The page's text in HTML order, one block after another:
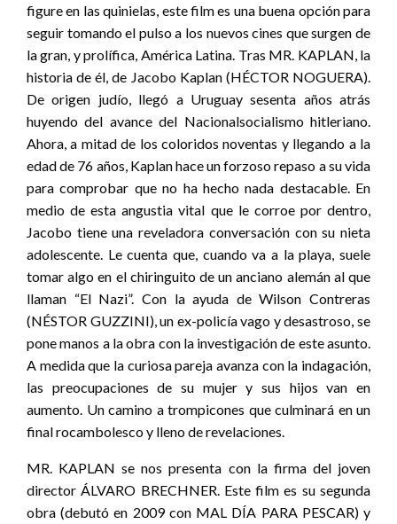
figure en las quinielas, este film es una buena opción para
seguir tomando el pulso a los nuevos cines que surgen de
la gran, y prolífica, América Latina. Tras MR. KAPLAN, la
historia de él, de Jacobo Kaplan (HÉCTOR NOGUERA).
De origen judío, llegó a Uruguay sesenta años atrás
huyendo del avance del Nacionalsocialismo hitleriano.
Ahora, a mitad de los coloridos noventas y llegando a la
edad de 76 años, Kaplan hace un forzoso repaso a su vida
para comprobar que no ha hecho nada destacable. En
medio de esta angustia vital que le corroe por dentro,
Jacobo tiene una reveladora conversación con su nieta
adolescente. Le cuenta que, cuando va a la playa, suele
tomar algo en el chiringuito de un anciano alemán al que
llaman “El Nazi”. Con la ayuda de Wilson Contreras
(NÉSTOR GUZZINI), un ex-policía vago y desastroso, se
pone manos a la obra con la investigación de este asunto.
A medida que la curiosa pareja avanza con la indagación,
las preocupaciones de su mujer y sus hijos van en
aumento. Un camino a trompicones que culminará en un
final rocambolesco y lleno de revelaciones.
MR. KAPLAN se nos presenta con la firma del joven
director ÁLVARO BRECHNER. Este film es su segunda
obra (debutó en 2009 con MAL DÍA PARA PESCAR) y